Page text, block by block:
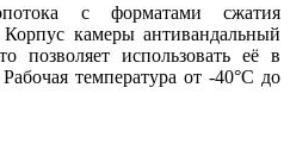
с форматами сжатия
камеры антивандальный
позволяет использовать её в
температура от -40°C до